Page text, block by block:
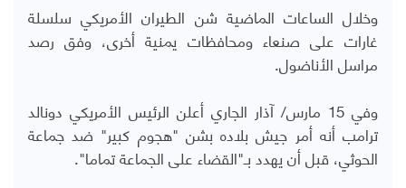
وخلال الساعات الماضية شن الطيران الأمريكي سلسلة
غارات على صنعاء ومحافظات يمنية أخرى، وفق رصد
مراسل الأناضول.
وفي 15 مارس/ آذار الجاري أعلن الرئيس الأمريكي دونالد
ترامب أنه أمر جيش بلاده بشن "هجوم كبير" ضد جماعة
الحوثي، قبل أن يهدد بـ"القضاء على الجماعة تماما".